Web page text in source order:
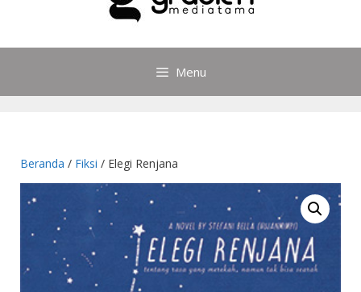
Menu
Beranda / Fiksi / Elegi Renjana